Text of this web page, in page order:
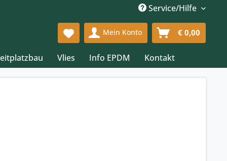
Service/Hilfe
Mein Konto € 0,00
Vlies Info EPDM Kontakt